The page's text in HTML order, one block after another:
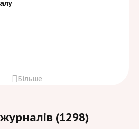
Більше
(1298)